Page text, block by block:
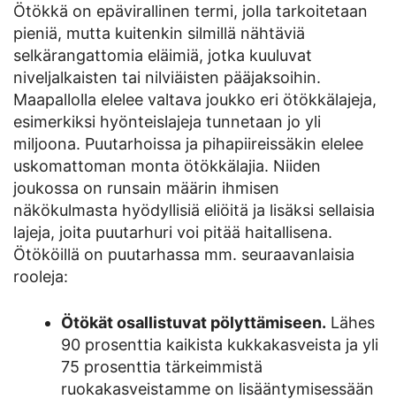
Ötökkä on epävirallinen termi, jolla tarkoitetaan
pieniä, mutta kuitenkin silmillä nähtäviä
selkärangattomia eläimiä, jotka kuuluvat
niveljalkaisten tai nilviäisten pääjaksoihin.
Maapallolla elelee valtava joukko eri ötökkälajeja,
esimerkiksi hyönteislajeja tunnetaan jo yli
miljoona. Puutarhoissa ja pihapiireissäkin elelee
uskomattoman monta ötökkälajia. Niiden
joukossa on runsain määrin ihmisen
näkökulmasta hyödyllisiä eliöitä ja lisäksi sellaisia
lajeja, joita puutarhuri voi pitää haitallisena.
Ötököillä on puutarhassa mm. seuraavanlaisia
rooleja:
Ötökät osallistuvat pölyttämiseen. Lähes
90 prosenttia kaikista kukkakasveista ja yli
75 prosenttia tärkeimmistä
ruokakasveistamme on lisääntymisessään